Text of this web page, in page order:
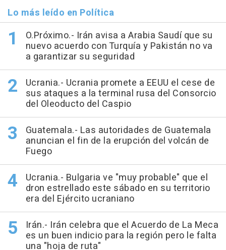
Lo más leído en Política
O.Próximo.- Irán avisa a Arabia Saudí que su
nuevo acuerdo con Turquía y Pakistán no va
a garantizar su seguridad
Ucrania.- Ucrania promete a EEUU el cese de
sus ataques a la terminal rusa del Consorcio
del Oleoducto del Caspio
Guatemala.- Las autoridades de Guatemala
anuncian el fin de la erupción del volcán de
Fuego
Ucrania.- Bulgaria ve "muy probable" que el
dron estrellado este sábado en su territorio
era del Ejército ucraniano
Irán.- Irán celebra que el Acuerdo de La Meca
es un buen indicio para la región pero le falta
una "hoja de ruta"